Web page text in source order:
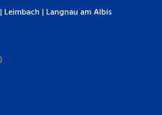
| Langnau am Albis